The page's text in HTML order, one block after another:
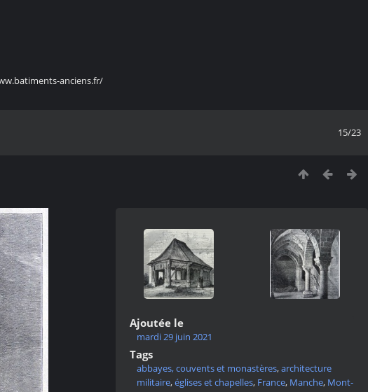
anciens.fr/
15/23
Ajoutée le
mardi 29 juin 2021
Tags
abbayes, couvents et monastères,architecture
militaire,églises et chapelles, France, Manche, Mont-